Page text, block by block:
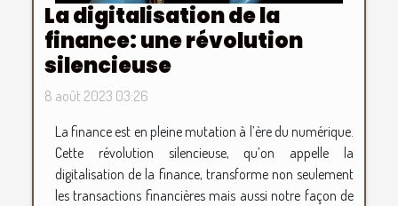
La digitalisation de la
finance: une révolution
silencieuse
8 août 2023 03:26
La finance est en pleine mutation à l’ère du numérique.
Cette révolution silencieuse, qu’on appelle la
digitalisation de la finance, transforme non seulement
les transactions financières mais aussi notre façon de